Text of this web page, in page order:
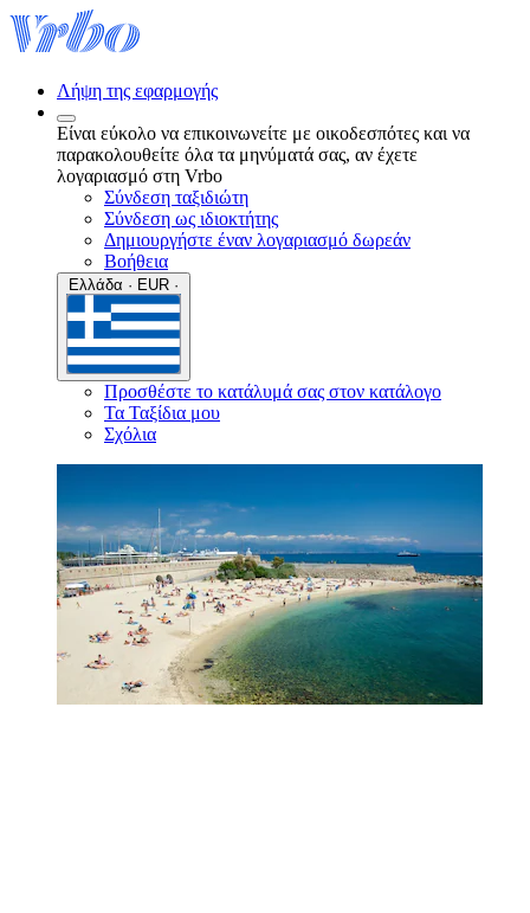
Λήψη της εφαρμογής
Είναι εύκολο να επικοινωνείτε με οικοδεσπότες και να
παρακολουθείτε όλα τα μηνύματά σας, αν έχετε
λογαριασμό στη Vrbo
Σύνδεση ταξιδιώτη
Σύνδεση ως ιδιοκτήτης
Δημιουργήστε έναν λογαριασμό δωρεάν
Βοήθεια
Προσθέστε το κατάλυμά σας στον κατάλογο
Τα Ταξίδια μου
Σχόλια